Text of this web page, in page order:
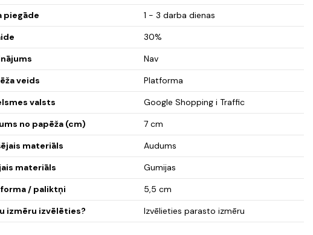
piegāde
1 - 3 darba dienas
30%
Nav
veids
Platforma
valsts
Google Shopping i Traffic
no papēža (cm)
7 cm
materiāls
Audums
materiāls
Gumijas
/ paliktņi
5,5 cm
izmēru izvēlēties?
Izvēlieties parasto izmēru